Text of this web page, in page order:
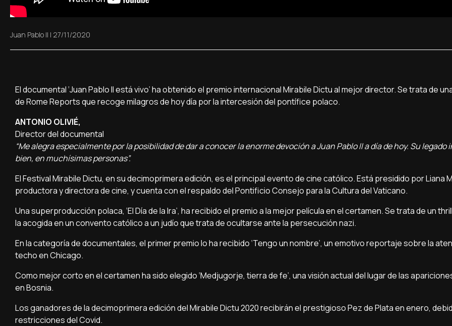
Juan Pablo II | 27/11/2020
El documental ‘Juan Pablo II está vivo’ ha obtenido el premio internacional Mirabile Dictu al mejor director. Se trata de
de Rome Reports que recoge milagros de hoy día por la intercesión del pontífice polaco.
ANTONIO OLIVIÉ,
Director del documental
“Me alegra especialmente por la posibilidad de dar a conocer la enorme devoción a Juan Pablo II a día de hoy. Su legado
bien, en muchísimas personas”.
El Festival Mirabile Dictu, en su decimoprimera edición, es el principal evento de cine católico. Está presidido por Liana
productora y directora de cine, y cuenta con el respaldo del Pontificio Consejo para la Cultura del Vaticano.
Una superproducción polaca, ‘El Día de la Ira’, ha recibido el premio a la mejor película en el certamen. Se trata de un
la acogida en un convento católico a un judío que trata de ocultarse ante la persecución nazi.
En la categoría de documentales, el primer premio lo ha recibido ‘Tengo un nombre’, un emotivo reportaje sobre la
techo en Chicago.
Como mejor corto en el certamen ha sido elegido ‘Medjugorje, tierra de fe’, una visión actual del lugar de las
en Bosnia.
Los ganadores de la decimoprimera edición del Mirabile Dictu 2020 recibirán el prestigioso Pez de Plata en enero,
restricciones del Covid.